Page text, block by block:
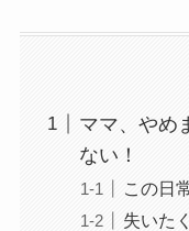
ママ、やめ
ない！
この日
失いた